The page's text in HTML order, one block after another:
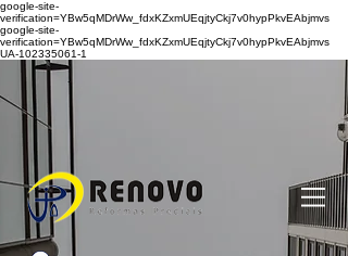
google-site-
verification=YBw5qMDrWw_fdxKZxmUEqjtyCkj7v0hypPkvEAbjmvs
google-site-
verification=YBw5qMDrWw_fdxKZxmUEqjtyCkj7v0hypPkvEAbjmvs
UA-102335061-1